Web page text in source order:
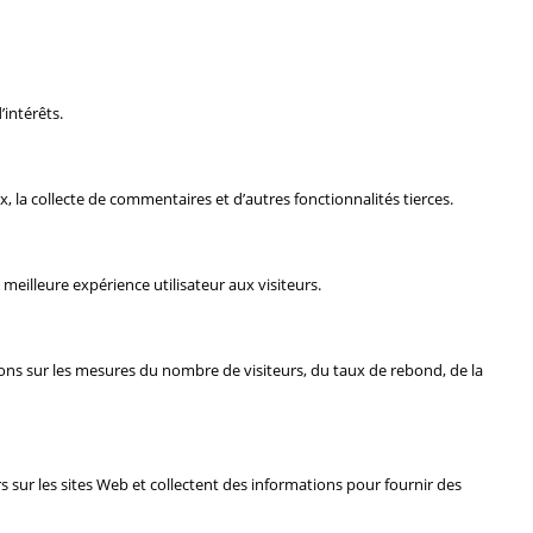
collecte de commentaires et d’autres fonctionnalités tierces.
expérience utilisateur aux visiteurs.
sur les mesures du nombre de visiteurs, du taux de rebond, de la
sur les sites Web et collectent des informations pour fournir des